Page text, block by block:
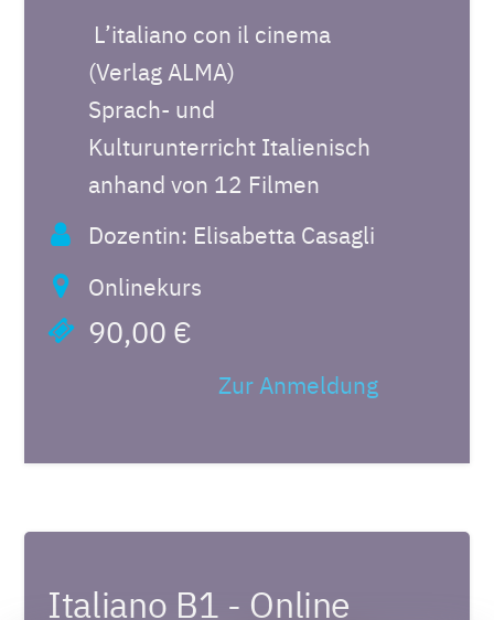
L’italiano con il cinema
(Verlag ALMA)
Sprach- und
Kulturunterricht Italienisch
anhand von 12 Filmen
Dozentin: Elisabetta Casagli
Onlinekurs
90,00 €
Zur Anmeldung
Italiano B1 - Online